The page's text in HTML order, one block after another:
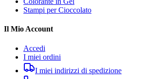
Stampi per Cioccolato
Il Mio Account
Accedi
I miei ordini
I miei indirizzi di spedizione